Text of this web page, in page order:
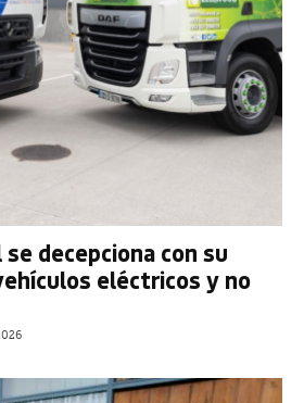
decepciona con su
eléctricos y no